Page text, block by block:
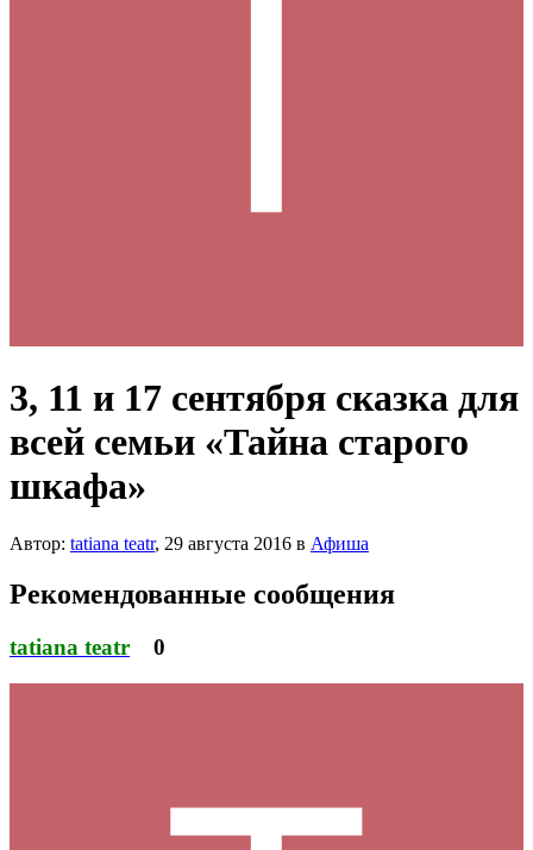
3, 11 и 17 сентября сказка для
всей семьи «Тайна старого
шкафа»
Автор: tatiana teatr, 29 августа 2016 в Афиша
Рекомендованные сообщения
tatiana teatr 0